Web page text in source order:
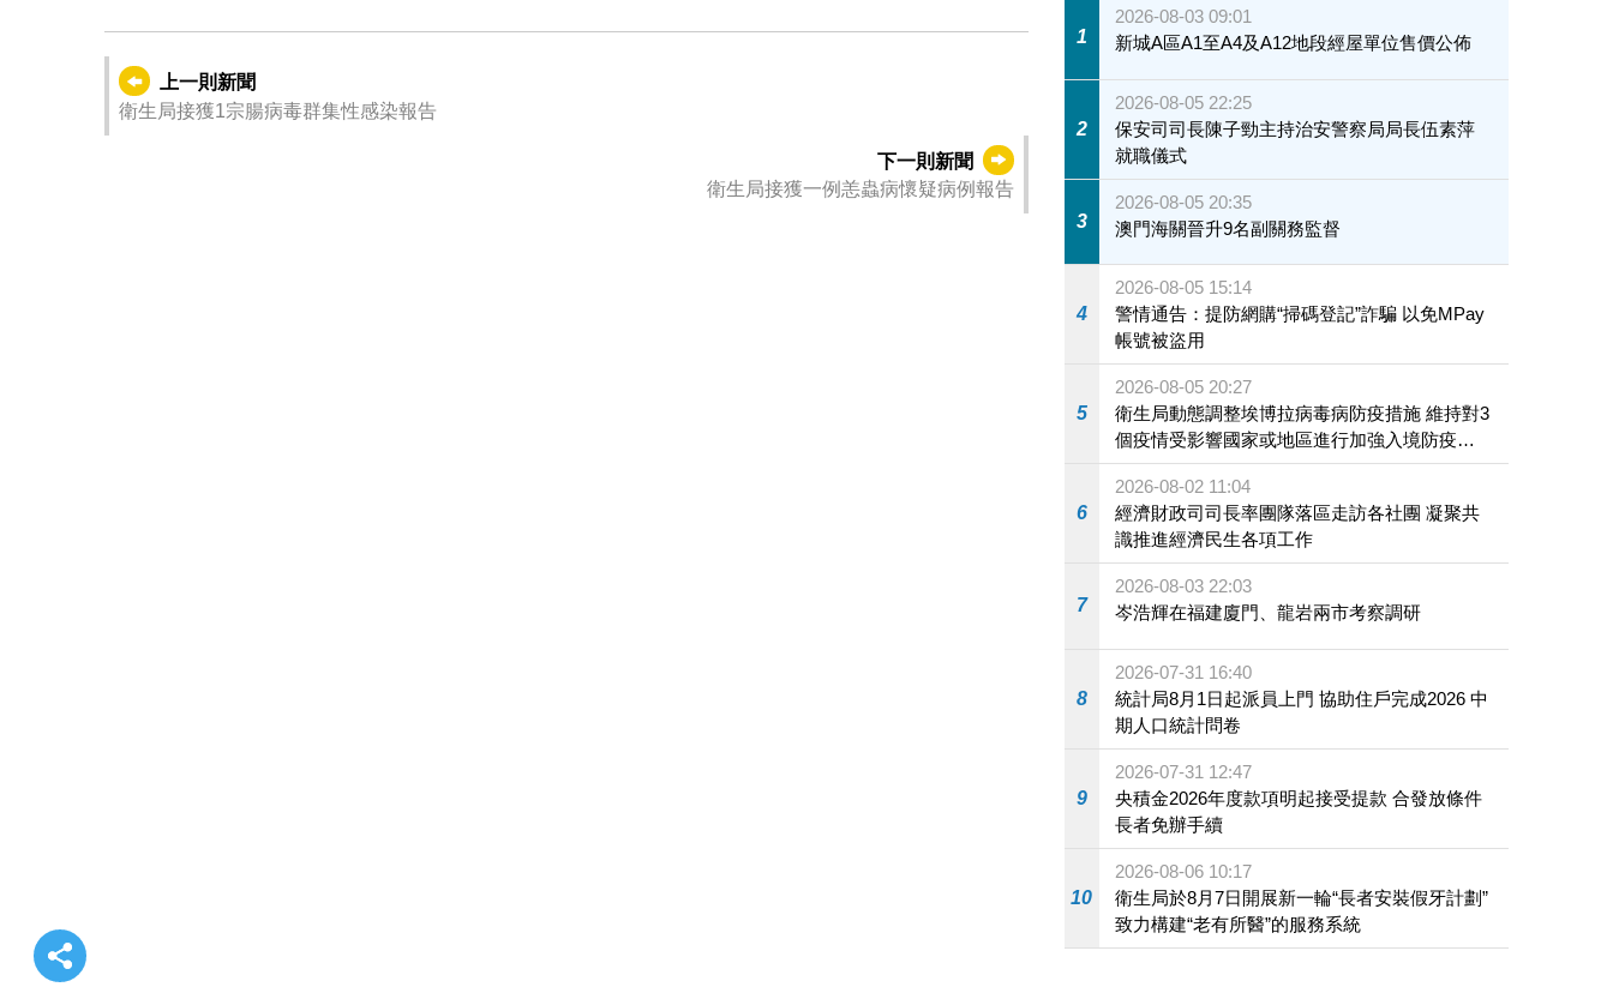
上一則新聞
衛生局接獲1宗腸病毒群集性感染報告
下一則新聞
衛生局接獲一例恙蟲病懷疑病例報告
1
2026-08-03 09:01
新城A區A1至A4及A12地段經屋單位售價公佈
2
2026-08-05 22:25
保安司司長陳子勁主持治安警察局局長伍素萍
就職儀式
3
2026-08-05 20:35
澳門海關晉升9名副關務監督
4
2026-08-05 15:14
警情通告：提防網購“掃碼登記”詐騙 以免MPay
帳號被盜用
5
2026-08-05 20:27
衛生局動態調整埃博拉病毒病防疫措施 維持對3
個疫情受影響國家或地區進行加強入境防疫措
施
6
2026-08-02 11:04
經濟財政司司長率團隊落區走訪各社團 凝聚共
識推進經濟民生各項工作
7
2026-08-03 22:03
岑浩輝在福建廈門、龍岩兩市考察調研
8
2026-07-31 16:40
統計局8月1日起派員上門 協助住戶完成2026 中
期人口統計問卷
9
2026-07-31 12:47
央積金2026年度款項明起接受提款 合發放條件
長者免辦手續
10
2026-08-06 10:17
衛生局於8月7日開展新一輪“長者安裝假牙計劃”
致力構建“老有所醫”的服務系統